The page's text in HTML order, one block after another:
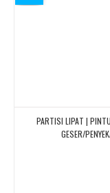
PARTISI LIPAT |
GESER/